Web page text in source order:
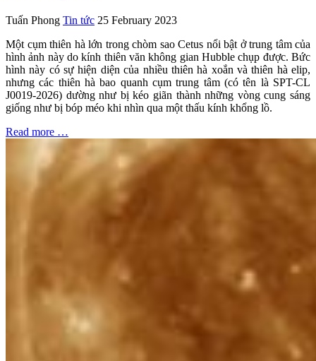
Tuấn Phong Tin tức 25 February 2023
Một cụm thiên hà lớn trong chòm sao Cetus nổi bật ở trung tâm của
hình ảnh này do kính thiên văn không gian Hubble chụp được. Bức
hình này có sự hiện diện của nhiều thiên hà xoắn và thiên hà elip,
nhưng các thiên hà bao quanh cụm trung tâm (có tên là SPT-CL
J0019-2026) dường như bị kéo giãn thành những vòng cung sáng
giống như bị bóp méo khi nhìn qua một thấu kính khổng lồ.
Read more …